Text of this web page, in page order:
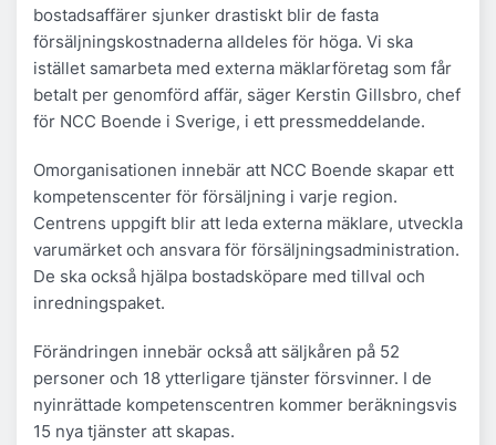
bostadsaffärer sjunker drastiskt blir de fasta
försäljningskostnaderna alldeles för höga. Vi ska
istället samarbeta med externa mäklarföretag som får
betalt per genomförd affär, säger Kerstin Gillsbro, chef
för NCC Boende i Sverige, i ett pressmeddelande.
Omorganisationen innebär att NCC Boende skapar ett
kompetenscenter för försäljning i varje region.
Centrens uppgift blir att leda externa mäklare, utveckla
varumärket och ansvara för försäljningsadministration.
De ska också hjälpa bostadsköpare med tillval och
inredningspaket.
Förändringen innebär också att säljkåren på 52
personer och 18 ytterligare tjänster försvinner. I de
nyinrättade kompetenscentren kommer beräkningsvis
15 nya tjänster att skapas.